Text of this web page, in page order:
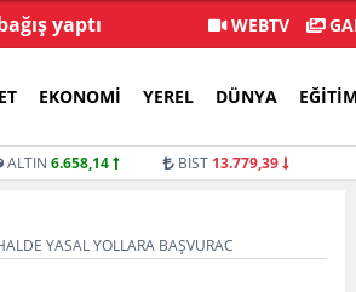
yaptı Menderes
WEBTV
EKONOMI YEREL DÜNYA EĞITIM
ALTIN 6.658,14 BİST 13.779,39
YASAL YOLLARA BAŞVURAC